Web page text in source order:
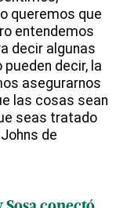
queremos que
entendemos
decir algunas
decir, la
asegurarnos
las cosas sean
seas tratado
de